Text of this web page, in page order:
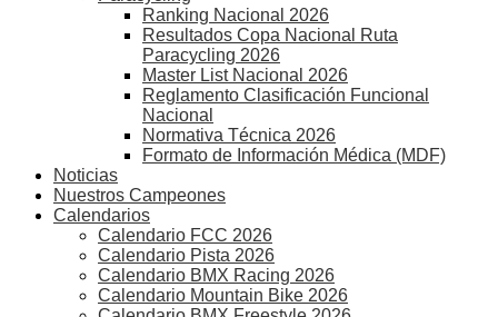
Ranking Nacional 2026
Resultados Copa Nacional Ruta
Paracycling 2026
Master List Nacional 2026
Reglamento Clasificación Funcional
Nacional
Normativa Técnica 2026
Formato de Información Médica (MDF)
Noticias
Nuestros Campeones
Calendarios
Calendario FCC 2026
Calendario Pista 2026
Calendario BMX Racing 2026
Calendario Mountain Bike 2026